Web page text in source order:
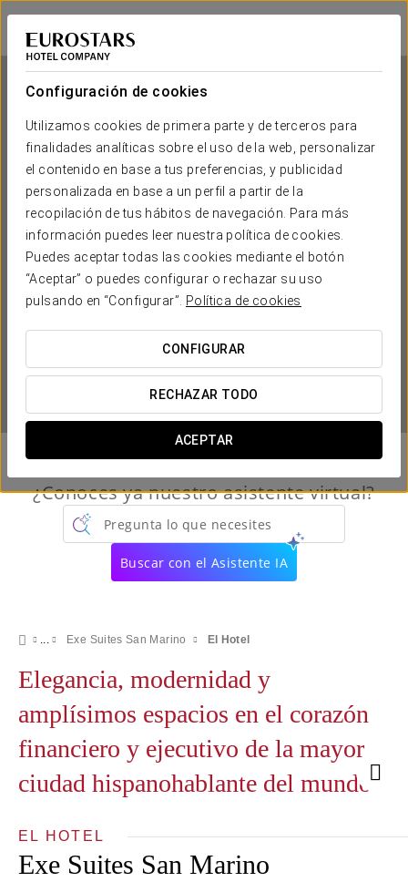
Configuración de cookies
Utilizamos cookies de primera parte y de terceros para
finalidades analíticas sobre el uso de la web, personalizar
el contenido en base a tus preferencias, y publicidad
personalizada en base a un perfil a partir de la
recopilación de tus hábitos de navegación. Para más
información puedes leer nuestra política de cookies.
Puedes aceptar todas las cookies mediante el botón
“Aceptar” o puedes configurar o rechazar su uso
pulsando en “Configurar”.
Política de cookies
CONFIGURAR
RECHAZAR TODO
ACEPTAR
Exe Suites San Marino
CIUDAD DE MÉXICO, CDMX
Exe Suites San Marino
CIUDAD DE MÉXICO, CDMX
¿CUÁNDO QUIERES IR?
¿Conoces ya nuestro asistente virtual?
Pregunta lo que necesites
Buscar con el Asistente IA
Exe Suites San Marino El Hotel
Elegancia, modernidad y
amplísimos espacios en el corazón
financiero y ejecutivo de la mayor
ciudad hispanohablante del mundo
EL HOTEL
Exe Suites San Marino